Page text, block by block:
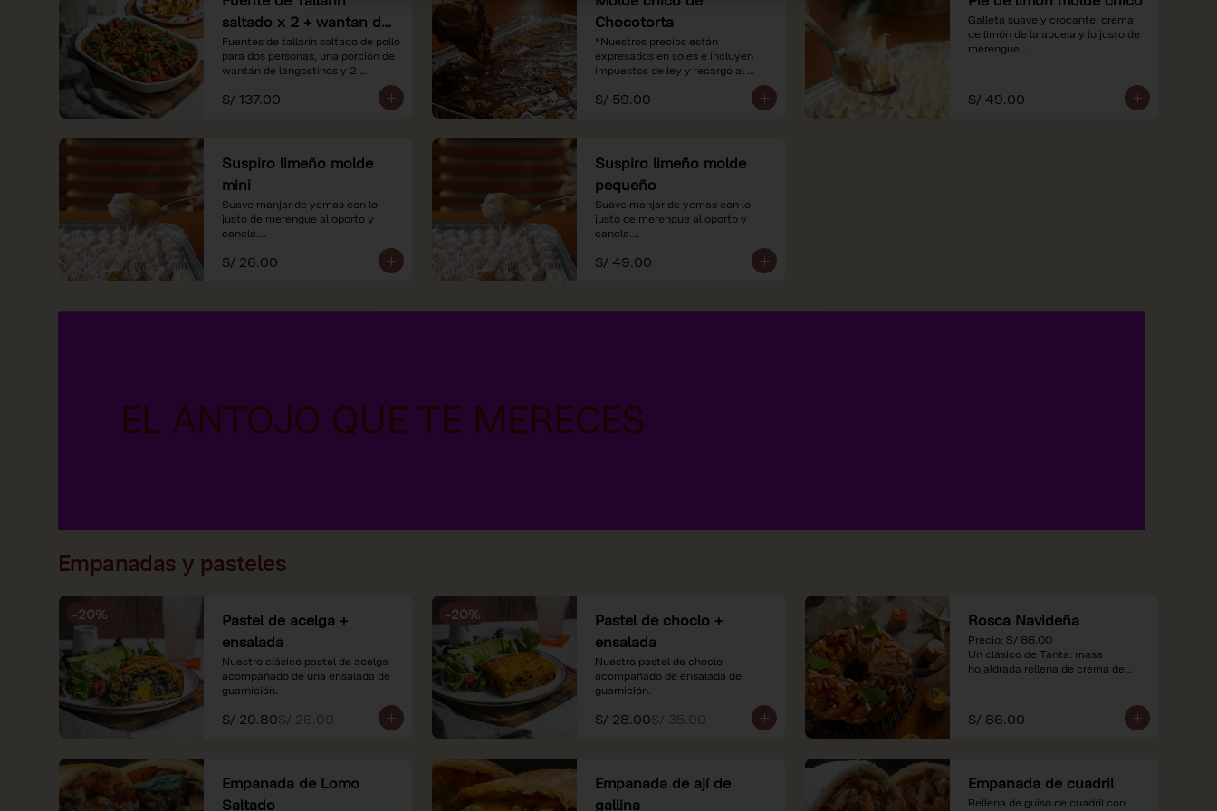
saltado x 2 + wantan de
langostinos + 2
limonadas
Fuentes de tallarín saltado de pollo
para dos personas, una porción de
wantán de langostinos y 2
S/ 137.00
Chocotorta
*Nuestros precios están
expresados en soles e incluyen
impuestos de ley y recargo al
S/ 59.00
Galleta suave y crocante, crema
de limón de la abuela y lo justo de
merengue.
expresados en soles e incluyen
impuestos de ley y recargo al
S/ 49.00
Suspiro limeño molde
mini
Suave manjar de yemas con lo
justo de merengue al oporto y
canela.
*Nuestros precios están
S/ 26.00
Suspiro limeño molde
pequeño
Suave manjar de yemas con lo
justo de merengue al oporto y
canela.
*Nuestros precios están
S/ 49.00
Empanadas y pasteles
-20%
Pastel de acelga +
ensalada
Nuestro clásico pastel de acelga
acompañado de una ensalada de
guarnición.
S/ 20.80S/ 26.00
-20%
Pastel de choclo +
ensalada
Nuestro pastel de choclo
acompañado de ensalada de
guarnición.
S/ 28.00S/ 35.00
Rosca Navideña
Precio: S/ 86.00
Un clásico de Tanta: masa
hojaldrada rellena de crema de
expresados en soles e incluyen
S/ 86.00
Empanada de Lomo
Saltado
Empanada de ají de
gallina
Empanada de cuadril
Rellena de guiso de cuadril con